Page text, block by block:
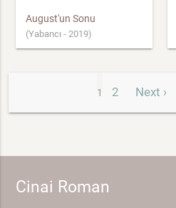
August'un Sonu
(Yabancı - 2019)
1 2 Next ›
Cinai Roman